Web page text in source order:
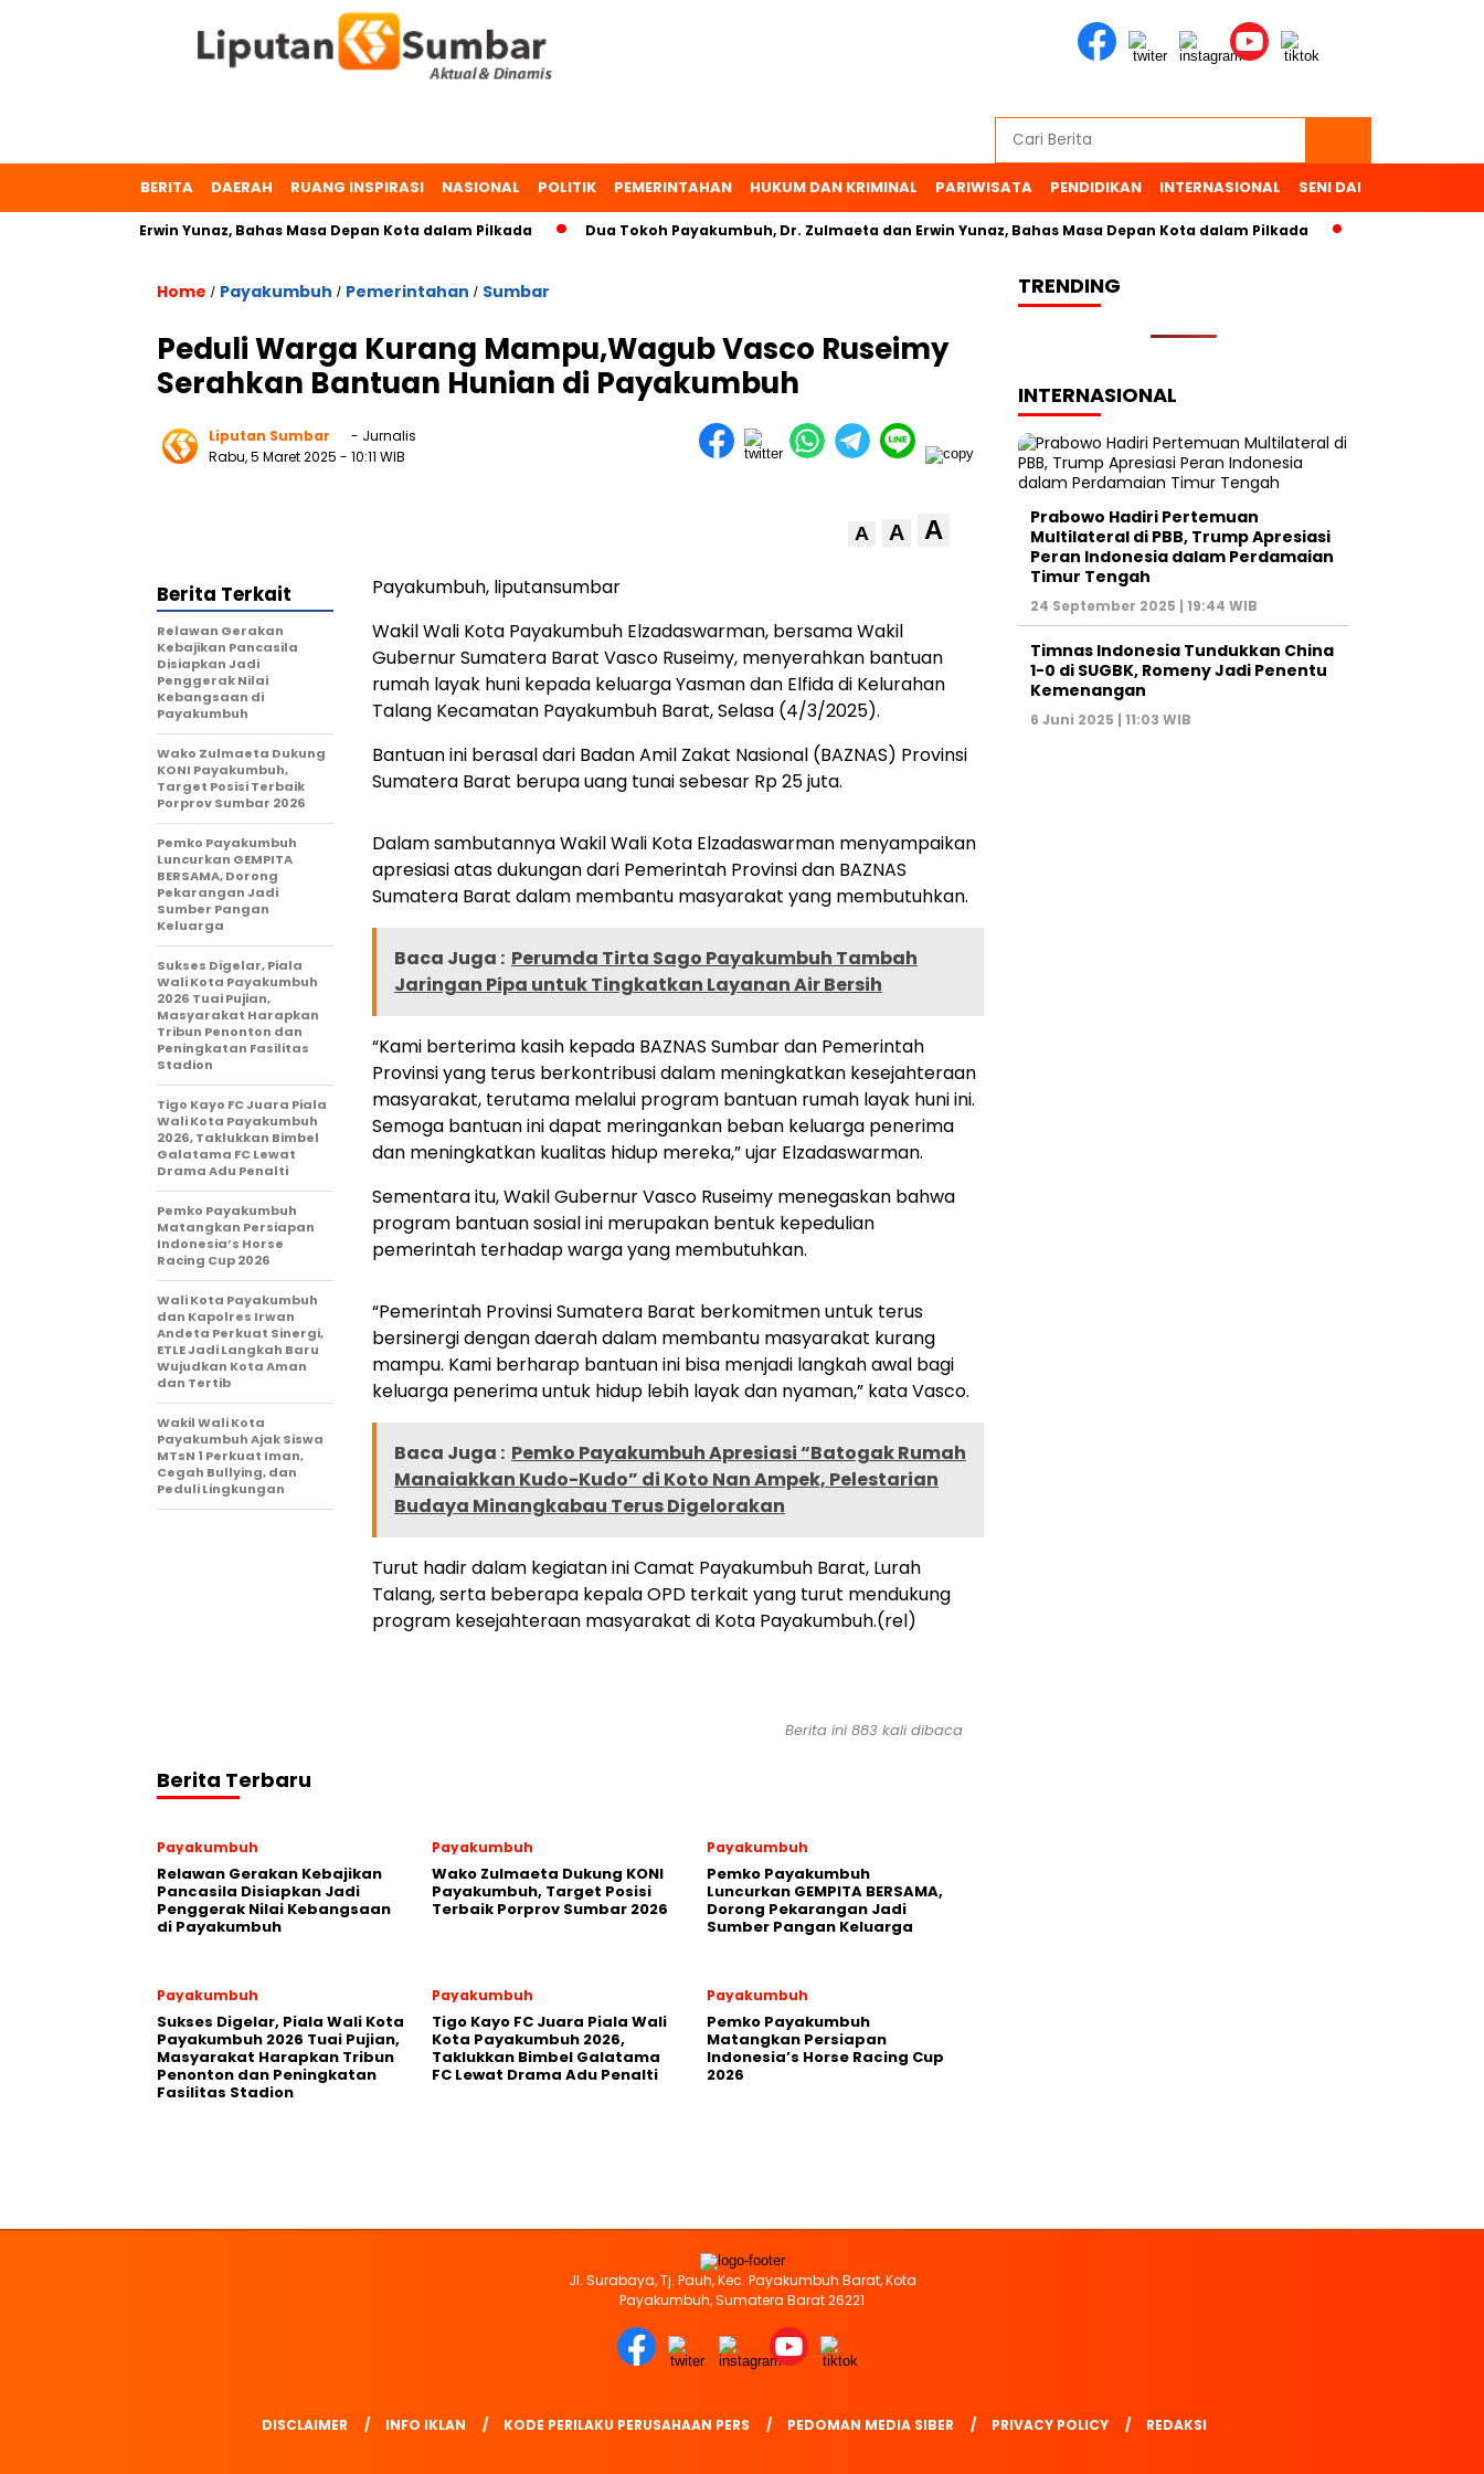
BERITA DAERAH RUANG INSPIRASI NASIONAL POLITIK PEMERINTAHAN HUKUM DAN KRIMINAL PARIWISATA PENDIDIKAN INTERNASIONAL SENI DAN BUDAYA
Zulmaeta dan Erwin Yunaz, Bahas Masa Depan Kota dalam Pilkada Dua Tokoh Payakumbuh, Dr. Zulmaeta dan Erwin Yunaz, Bahas Masa Depan Kota dalam Pilkada
Home / Payakumbuh / Pemerintahan / Sumbar
Peduli Warga Kurang Mampu,Wagub Vasco Ruseimy
Serahkan Bantuan Hunian di Payakumbuh
Liputan Sumbar
- Jurnalis
Rabu, 5 Maret 2025 - 10:11 WIB
A A A
Payakumbuh, liputansumbar
Wakil Wali Kota Payakumbuh Elzadaswarman, bersama Wakil
Gubernur Sumatera Barat Vasco Ruseimy, menyerahkan bantuan
rumah layak huni kepada keluarga Yasman dan Elfida di Kelurahan
Talang Kecamatan Payakumbuh Barat, Selasa (4/3/2025).
Bantuan ini berasal dari Badan Amil Zakat Nasional (BAZNAS) Provinsi
Sumatera Barat berupa uang tunai sebesar Rp 25 juta.
Dalam sambutannya Wakil Wali Kota Elzadaswarman menyampaikan
apresiasi atas dukungan dari Pemerintah Provinsi dan BAZNAS
Sumatera Barat dalam membantu masyarakat yang membutuhkan.
Baca Juga : Perumda Tirta Sago Payakumbuh Tambah
Jaringan Pipa untuk Tingkatkan Layanan Air Bersih
“Kami berterima kasih kepada BAZNAS Sumbar dan Pemerintah
Provinsi yang terus berkontribusi dalam meningkatkan kesejahteraan
masyarakat, terutama melalui program bantuan rumah layak huni ini.
Semoga bantuan ini dapat meringankan beban keluarga penerima
dan meningkatkan kualitas hidup mereka,” ujar Elzadaswarman.
Sementara itu, Wakil Gubernur Vasco Ruseimy menegaskan bahwa
program bantuan sosial ini merupakan bentuk kepedulian
pemerintah terhadap warga yang membutuhkan.
“Pemerintah Provinsi Sumatera Barat berkomitmen untuk terus
bersinergi dengan daerah dalam membantu masyarakat kurang
mampu. Kami berharap bantuan ini bisa menjadi langkah awal bagi
keluarga penerima untuk hidup lebih layak dan nyaman,” kata Vasco.
Baca Juga : Pemko Payakumbuh Apresiasi “Batogak Rumah
Manaiakkan Kudo-Kudo” di Koto Nan Ampek, Pelestarian
Budaya Minangkabau Terus Digelorakan
Turut hadir dalam kegiatan ini Camat Payakumbuh Barat, Lurah
Talang, serta beberapa kepala OPD terkait yang turut mendukung
program kesejahteraan masyarakat di Kota Payakumbuh.(rel)
Berita Terkait
Relawan Gerakan
Kebajikan Pancasila
Disiapkan Jadi
Penggerak Nilai
Kebangsaan di
Payakumbuh
Wako Zulmaeta Dukung
KONI Payakumbuh,
Target Posisi Terbaik
Porprov Sumbar 2026
Pemko Payakumbuh
Luncurkan GEMPITA
BERSAMA, Dorong
Pekarangan Jadi
Sumber Pangan
Keluarga
Sukses Digelar, Piala
Wali Kota Payakumbuh
2026 Tuai Pujian,
Masyarakat Harapkan
Tribun Penonton dan
Peningkatan Fasilitas
Stadion
Tigo Kayo FC Juara Piala
Wali Kota Payakumbuh
2026, Taklukkan Bimbel
Galatama FC Lewat
Drama Adu Penalti
Pemko Payakumbuh
Matangkan Persiapan
Indonesia’s Horse
Racing Cup 2026
Wali Kota Payakumbuh
dan Kapolres Irwan
Andeta Perkuat Sinergi,
ETLE Jadi Langkah Baru
Wujudkan Kota Aman
dan Tertib
Wakil Wali Kota
Payakumbuh Ajak Siswa
MTsN 1 Perkuat Iman,
Cegah Bullying, dan
Peduli Lingkungan
Berita ini 883 kali dibaca
Berita Terbaru
Payakumbuh
Relawan Gerakan Kebajikan
Pancasila Disiapkan Jadi
Penggerak Nilai Kebangsaan
di Payakumbuh
Payakumbuh
Wako Zulmaeta Dukung KONI
Payakumbuh, Target Posisi
Terbaik Porprov Sumbar 2026
Payakumbuh
Pemko Payakumbuh
Luncurkan GEMPITA BERSAMA,
Dorong Pekarangan Jadi
Sumber Pangan Keluarga
Payakumbuh
Sukses Digelar, Piala Wali Kota
Payakumbuh 2026 Tuai Pujian,
Masyarakat Harapkan Tribun
Penonton dan Peningkatan
Fasilitas Stadion
Payakumbuh
Tigo Kayo FC Juara Piala Wali
Kota Payakumbuh 2026,
Taklukkan Bimbel Galatama
FC Lewat Drama Adu Penalti
Payakumbuh
Pemko Payakumbuh
Matangkan Persiapan
Indonesia’s Horse Racing Cup
2026
TRENDING
INTERNASIONAL
Prabowo Hadiri Pertemuan
Multilateral di PBB, Trump Apresiasi
Peran Indonesia dalam Perdamaian
Timur Tengah
24 September 2025 | 19:44 WIB
Timnas Indonesia Tundukkan China
1-0 di SUGBK, Romeny Jadi Penentu
Kemenangan
6 Juni 2025 | 11:03 WIB
Jl. Surabaya, Tj. Pauh, Kec. Payakumbuh Barat, Kota
Payakumbuh, Sumatera Barat 26221
DISCLAIMER INFO IKLAN KODE PERILAKU PERUSAHAAN PERS PEDOMAN MEDIA SIBER PRIVACY POLICY REDAKSI